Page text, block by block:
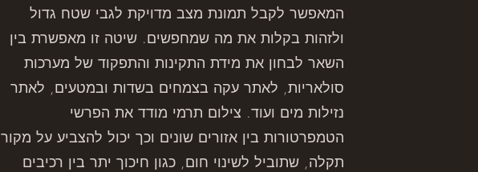
המאפשר לקבל תמונת מצב מדויקת לגבי שטח גדול
ולזהות בקלות את מה שמחפשים. שיטה זו מאפשרת בין
השאר לבחון את מידת התקינות והתפקוד של מערכות
סולאריות, לאתר עקה בצמחים בשדות ובמטעים, לאתר
נזילות מים ועוד. צילום תרמי מודד את הפרשי
הטמפרטורות בין אזורים שונים וכך יכול להצביע על מקור
תקלה, שתוביל לשינוי חום, כגון חיכוך יתר בין רכיבים